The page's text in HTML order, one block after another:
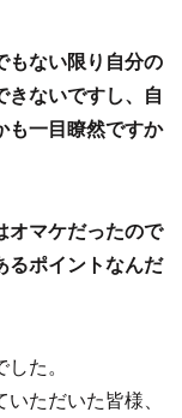
もない限り自分の
きないですし、自
も一目瞭然ですか
オマケだったので
るポイントなんだ
た。
ただいた皆様、